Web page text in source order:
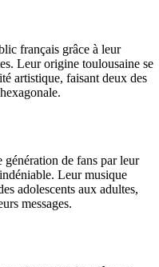
français grâce à leur
Leur origine toulousaine se
artistique, faisant deux des
de fans par leur
Leur musique
adolescents aux adultes,
messages.